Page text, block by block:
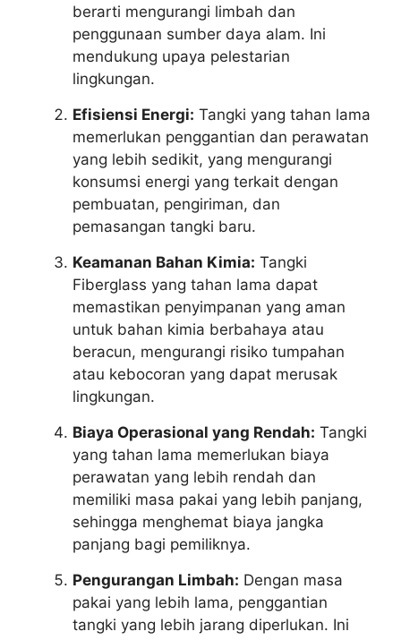
berarti mengurangi limbah dan
penggunaan sumber daya alam. Ini
mendukung upaya pelestarian
lingkungan.
Efisiensi Energi: Tangki yang tahan lama
memerlukan penggantian dan perawatan
yang lebih sedikit, yang mengurangi
konsumsi energi yang terkait dengan
pembuatan, pengiriman, dan
pemasangan tangki baru.
Keamanan Bahan Kimia: Tangki
Fiberglass yang tahan lama dapat
memastikan penyimpanan yang aman
untuk bahan kimia berbahaya atau
beracun, mengurangi risiko tumpahan
atau kebocoran yang dapat merusak
lingkungan.
Biaya Operasional yang Rendah: Tangki
yang tahan lama memerlukan biaya
perawatan yang lebih rendah dan
memiliki masa pakai yang lebih panjang,
sehingga menghemat biaya jangka
panjang bagi pemiliknya.
Pengurangan Limbah: Dengan masa
pakai yang lebih lama, penggantian
tangki yang lebih jarang diperlukan. Ini